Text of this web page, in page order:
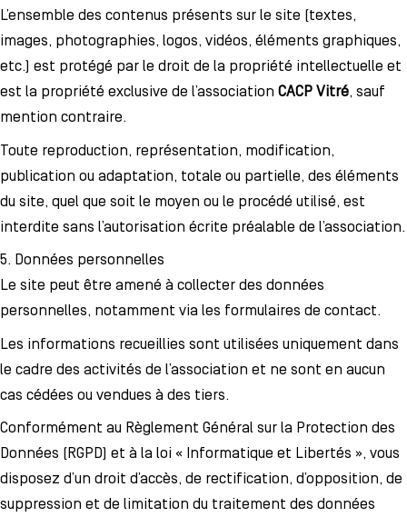
L’ensemble des contenus présents sur le site (textes,
images, photographies, logos, vidéos, éléments graphiques,
etc.) est protégé par le droit de la propriété intellectuelle et
est la propriété exclusive de l’association CACP Vitré, sauf
mention contraire.
Toute reproduction, représentation, modification,
publication ou adaptation, totale ou partielle, des éléments
du site, quel que soit le moyen ou le procédé utilisé, est
interdite sans l’autorisation écrite préalable de l’association.
5. Données personnelles
Le site peut être amené à collecter des données
personnelles, notamment via les formulaires de contact.
Les informations recueillies sont utilisées uniquement dans
le cadre des activités de l’association et ne sont en aucun
cas cédées ou vendues à des tiers.
Conformément au Règlement Général sur la Protection des
Données (RGPD) et à la loi « Informatique et Libertés », vous
disposez d’un droit d’accès, de rectification, d’opposition, de
suppression et de limitation du traitement des données